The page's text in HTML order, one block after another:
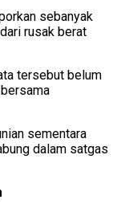
sebanyak
rusak berat
tersebut belum
sementara
dalam satgas